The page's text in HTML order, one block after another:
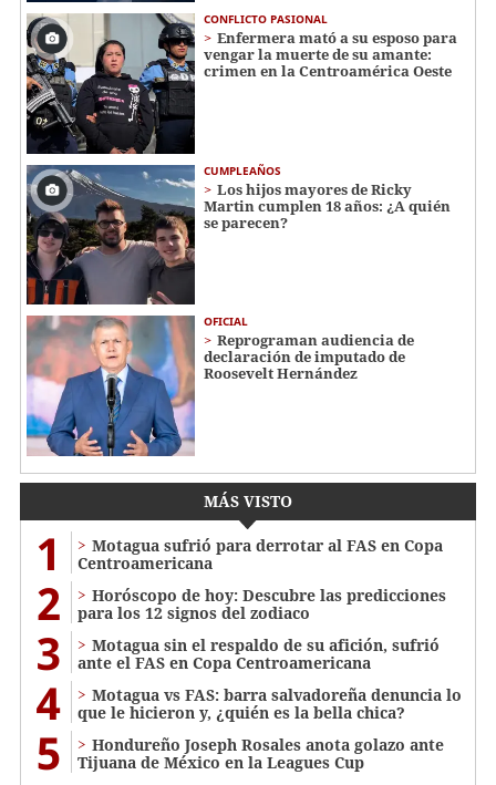
CONFLICTO PASIONAL
Enfermera mató a su esposo para
vengar la muerte de su amante:
crimen en la Centroamérica Oeste
CUMPLEAÑOS
Los hijos mayores de Ricky
Martin cumplen 18 años: ¿A quién
se parecen?
OFICIAL
Reprograman audiencia de
declaración de imputado de
Roosevelt Hernández
MÁS VISTO
1
Motagua sufrió para derrotar al FAS en Copa
Centroamericana
2
Horóscopo de hoy: Descubre las predicciones
para los 12 signos del zodiaco
3
Motagua sin el respaldo de su afición, sufrió
ante el FAS en Copa Centroamericana
4
Motagua vs FAS: barra salvadoreña denuncia lo
que le hicieron y, ¿quién es la bella chica?
5
Hondureño Joseph Rosales anota golazo ante
Tijuana de México en la Leagues Cup